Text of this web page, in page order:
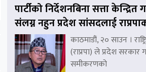
पार्टीको निर्देशनबिना सत्ता केन्द्रित
संलग्न नहुन प्रदेश सांसदलाई
काठमाडौं, २० साउन ।
(राप्रपा) ले प्रदेश सरकार
समीकरणको